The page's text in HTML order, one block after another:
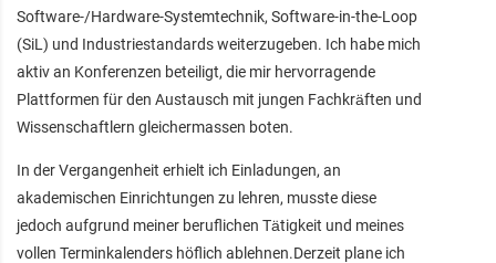
Software-/Hardware-Systemtechnik, Software-in-the-Loop
(SiL) und Industriestandards weiterzugeben. Ich habe mich
aktiv an Konferenzen beteiligt, die mir hervorragende
Plattformen für den Austausch mit jungen Fachkräften und
Wissenschaftlern gleichermassen boten.
In der Vergangenheit erhielt ich Einladungen, an
akademischen Einrichtungen zu lehren, musste diese
jedoch aufgrund meiner beruflichen Tätigkeit und meines
vollen Terminkalenders höflich ablehnen.Derzeit plane ich